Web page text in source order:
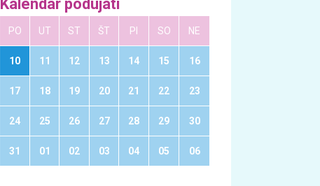
Kalendár podujatí
PO UT ST ŠT PI SO NE
10 11 12 13 14 15 16
17 18 19 20 21 22 23
24 25 26 27 28 29 30
31 01 02 03 04 05 06